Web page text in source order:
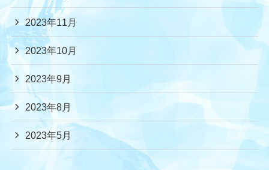
2023年11月
2023年10月
2023年9月
2023年8月
2023年5月